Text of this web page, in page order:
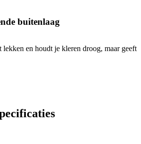
buitenlaag
en houdt je kleren droog, maar geeft